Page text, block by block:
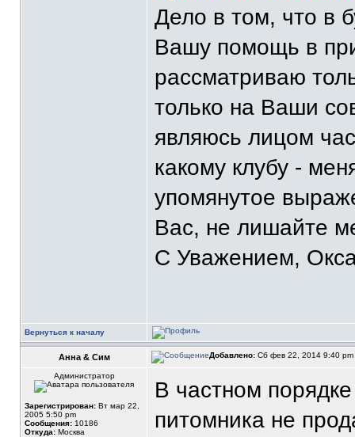
Дело в том, что в
Вашу помощь в
рассматриваю
только на Ваши
являюсь лицом
какому клубу -
упомянутое
Вас, не лишайте
С Уважением,
Вернуться к началу
Анна & Сим Добавлено: Сб фев 22, 2014 9:40 pm
Администратор
Зарегистрирован: Вт мар 22,
2005 5:50 pm
Сообщения: 10186
Откуда: Москва
В частном
питомника не